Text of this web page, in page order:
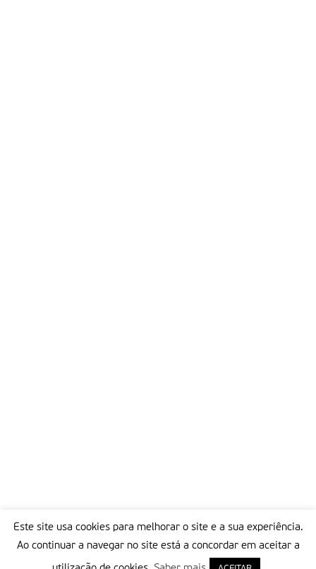
Este site usa cookies para melhorar o site e a sua experiência.
Ao continuar a navegar no site está a concordar em aceitar a